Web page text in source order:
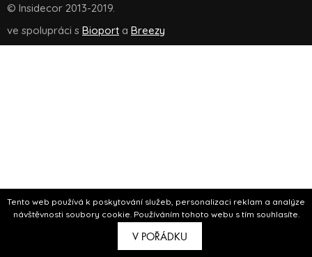
Tento web používá k poskytování služeb, personalizaci reklam a analýze
návštěvnosti soubory cookie. Používáním tohoto webu s tím souhlasíte.
V POŘÁDKU
© Insidecor 2013-2019.
ve spolupráci s Bioport a Breezy